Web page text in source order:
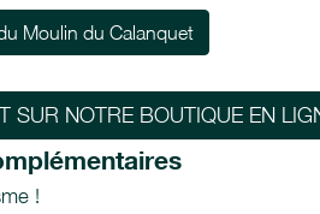
Moulin du Calanquet
SUR NOTRE BOUTIQUE EN
!